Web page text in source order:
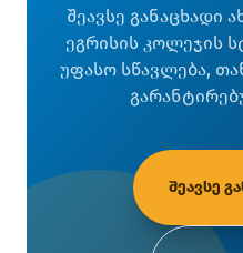
შეავსე განაცხადი
ეგრისის კოლეჯის
უფასო სწავლება,
შეავსე